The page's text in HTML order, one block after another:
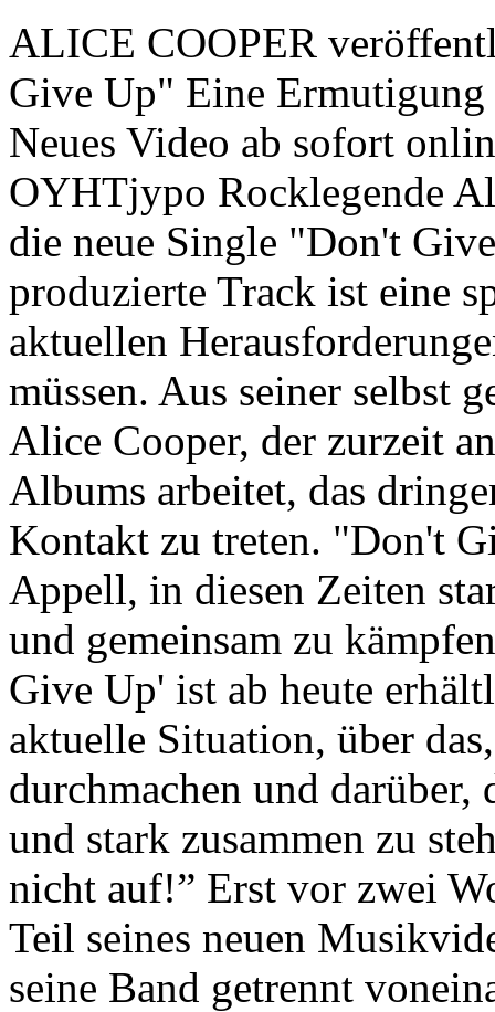
ALICE COOPER
Give Up" Eine
Neues Video ab sofort
OYHTjypo Rocklegende
die neue Single "Don't
produzierte Track ist eine
aktuellen
müssen. Aus seiner selbst
Alice Cooper, der zurzeit
Albums arbeitet, das
Kontakt zu treten. "Don't
Appell, in diesen Zeiten
und gemeinsam zu
Give Up' ist ab heute
aktuelle Situation, über
durchmachen und
und stark zusammen zu
nicht auf!” Erst vor zwei
Teil seines neuen
seine Band getrennt